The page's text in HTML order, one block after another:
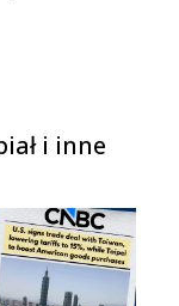
i inne